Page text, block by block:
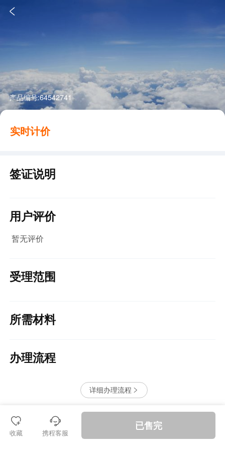

产品编号:64542741
实时计价
签证说明
用户评价
暂无评价
受理范围
所需材料
办理流程
详细办理流程 
退款保障

收藏
󱪩
携程客服
已售完